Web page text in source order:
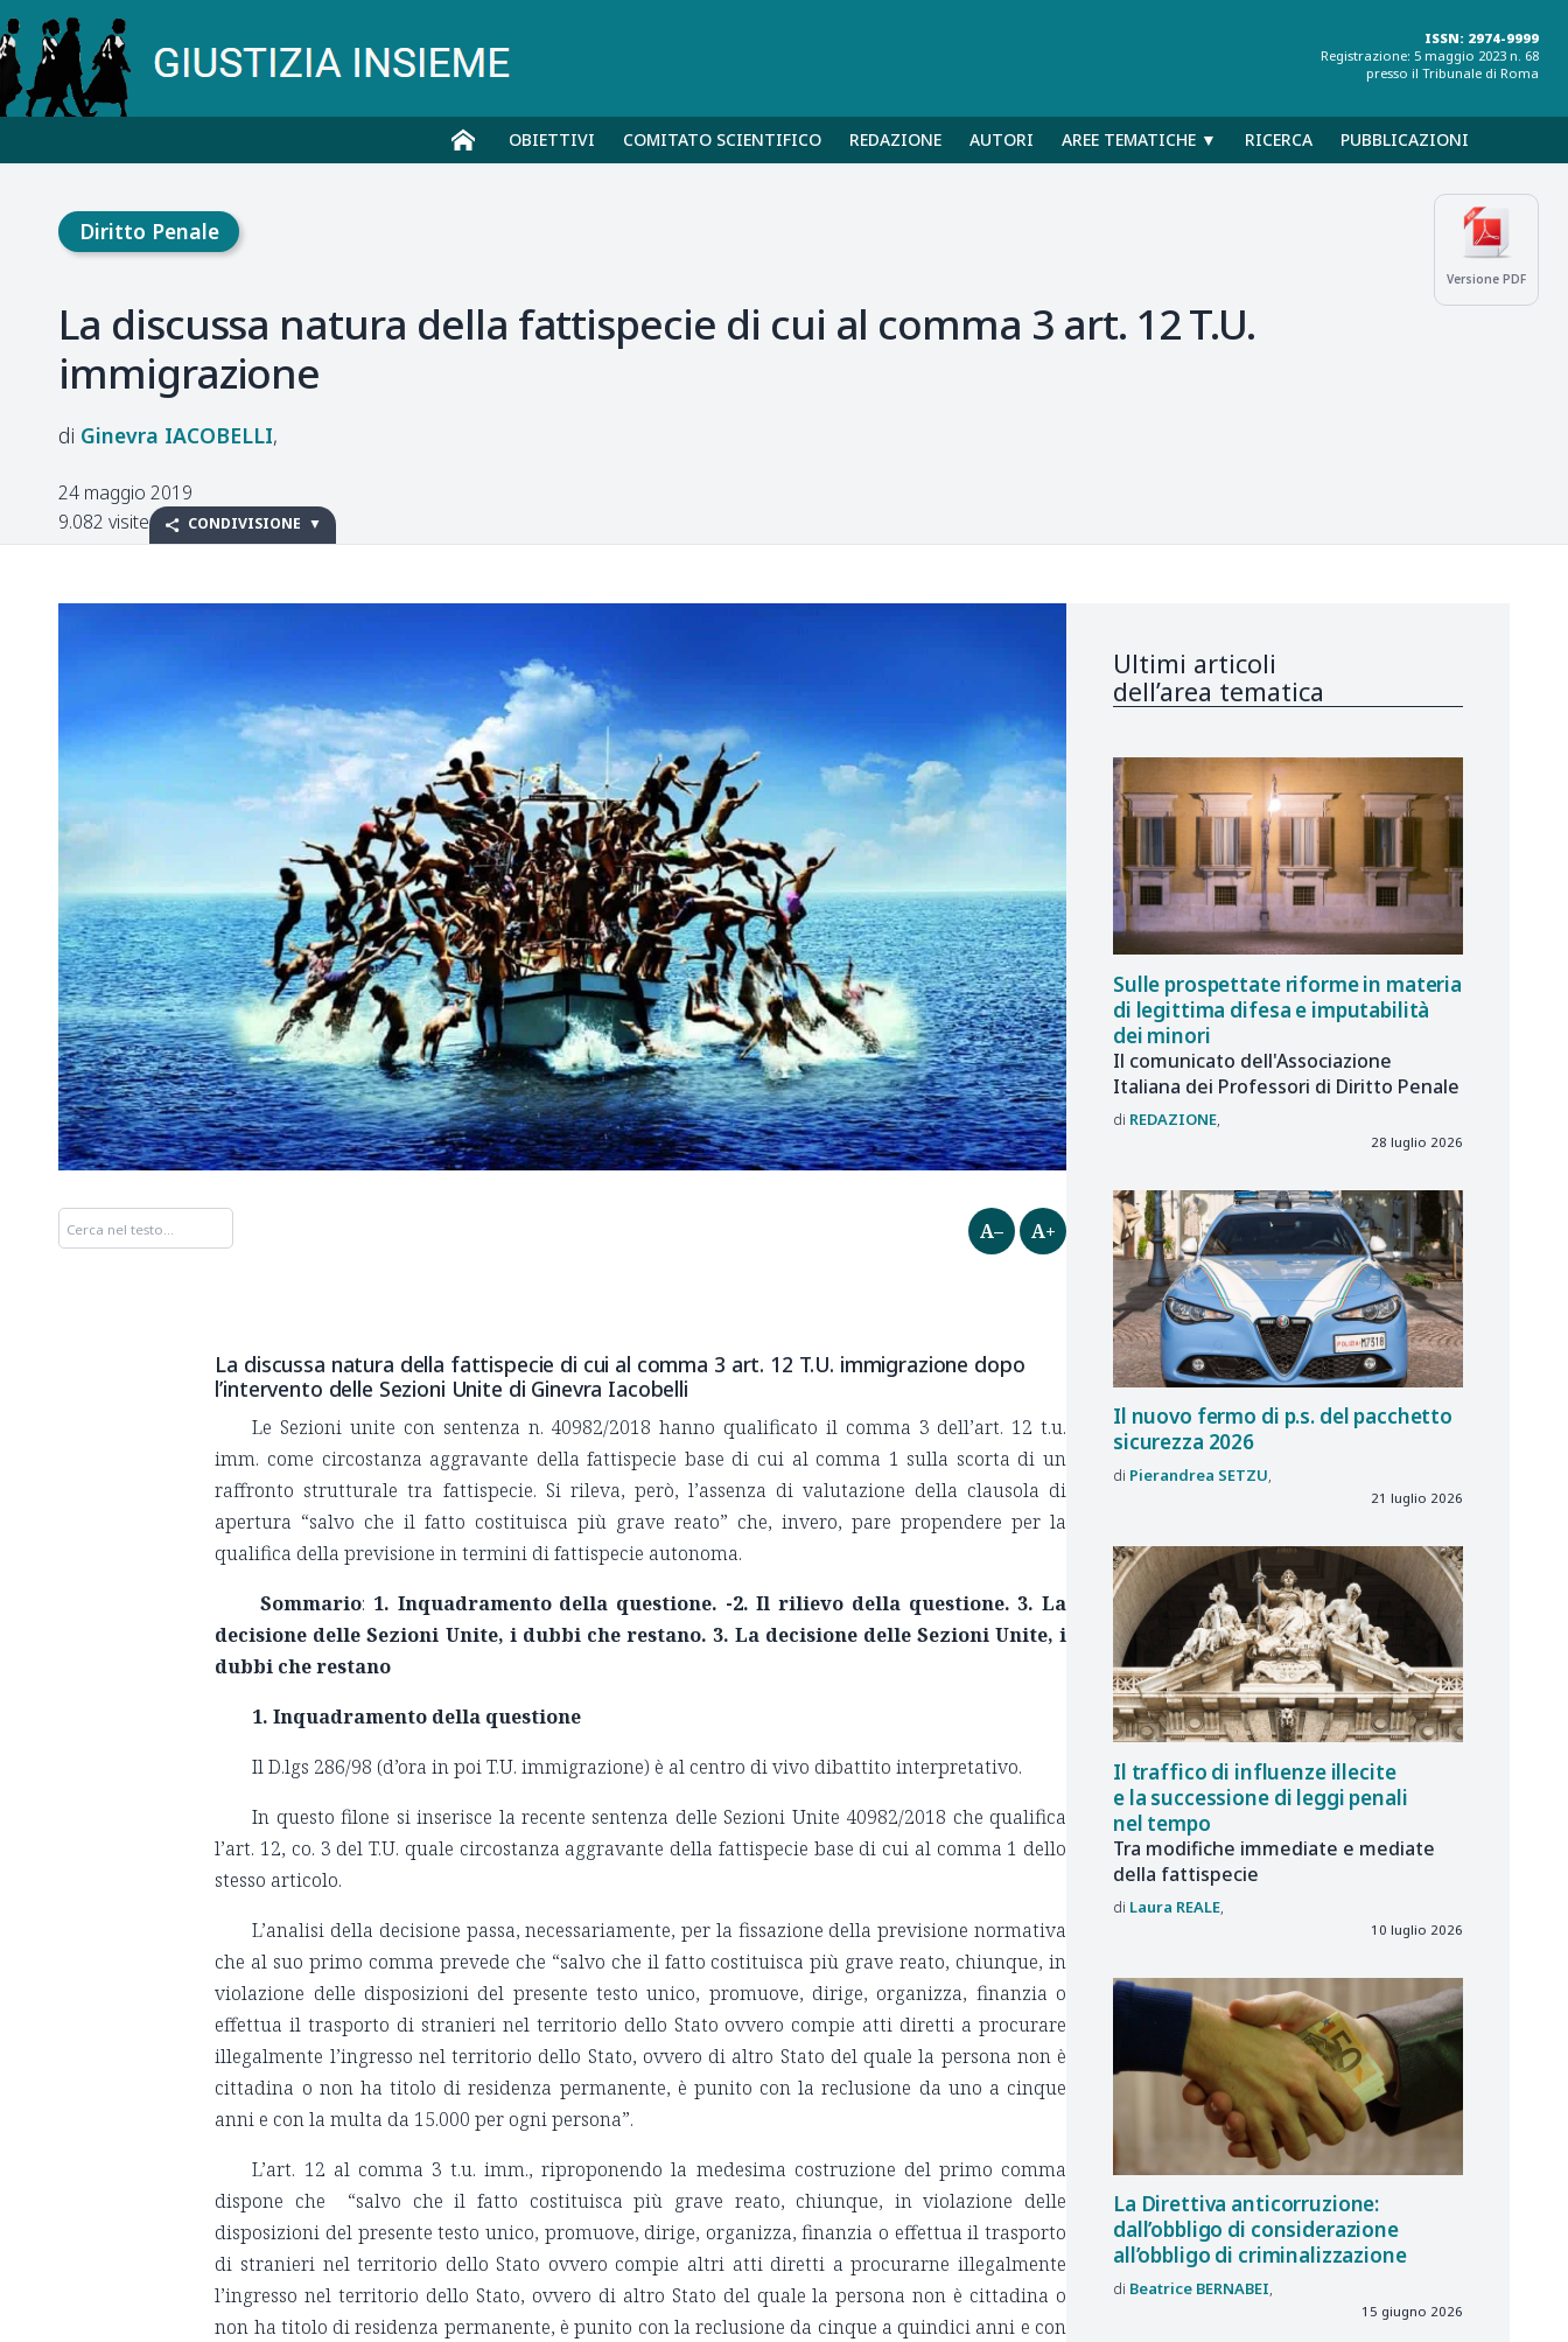
ISSN: 2974-9999
Registrazione: 5 maggio 2023 n. 68
presso il Tribunale di Roma
OBIETTIVI COMITATO SCIENTIFICO REDAZIONE AUTORI AREE TEMATICHE ▼ RICERCA PUBBLICAZIONI
Versione PDF
Diritto Penale
La discussa natura della fattispecie di cui al comma 3 art. 12 T.U.
immigrazione
Ginevra IACOBELLI
24 maggio 2019
9.082 visite
CONDIVISIONE
A– A+
La discussa natura della fattispecie di cui al comma 3 art. 12 T.U. immigrazione dopo
l’intervento delle Sezioni Unite di Ginevra Iacobelli
Le Sezioni unite con sentenza n. 40982/2018 hanno qualificato il comma 3 dell’art. 12 t.u.
imm. come circostanza aggravante della fattispecie base di cui al comma 1 sulla scorta di un
raffronto strutturale tra fattispecie. Si rileva, però, l’assenza di valutazione della clausola di
apertura “salvo che il fatto costituisca più grave reato” che, invero, pare propendere per la
qualifica della previsione in termini di fattispecie autonoma.
Sommario: 1. Inquadramento della questione. -2. Il rilievo della questione. 3. La
decisione delle Sezioni Unite, i dubbi che restano. 3. La decisione delle Sezioni Unite, i
dubbi che restano
1. Inquadramento della questione
Il D.lgs 286/98 (d’ora in poi T.U. immigrazione) è al centro di vivo dibattito interpretativo.
In questo filone si inserisce la recente sentenza delle Sezioni Unite 40982/2018 che qualifica
l’art. 12, co. 3 del T.U. quale circostanza aggravante della fattispecie base di cui al comma 1 dello
stesso articolo.
L’analisi della decisione passa, necessariamente, per la fissazione della previsione normativa
che al suo primo comma prevede che “salvo che il fatto costituisca più grave reato, chiunque, in
violazione delle disposizioni del presente testo unico, promuove, dirige, organizza, finanzia o
effettua il trasporto di stranieri nel territorio dello Stato ovvero compie atti diretti a procurare
illegalmente l’ingresso nel territorio dello Stato, ovvero di altro Stato del quale la persona non è
cittadina o non ha titolo di residenza permanente, è punito con la reclusione da uno a cinque
anni e con la multa da 15.000 per ogni persona”.
L’art. 12 al comma 3 t.u. imm., riproponendo la medesima costruzione del primo comma
dispone che
“salvo che il fatto costituisca più grave reato, chiunque, in violazione delle
disposizioni del presente testo unico, promuove, dirige, organizza, finanzia o effettua il trasporto
di stranieri nel territorio dello Stato ovvero compie altri atti diretti a procurarne illegalmente
l’ingresso nel territorio dello Stato, ovvero di altro Stato del quale la persona non è cittadina o
non ha titolo di residenza permanente, è punito con la reclusione da cinque a quindici anni e con
Ultimi articoli
dell’area tematica
Sulle prospettate riforme in materia
di legittima difesa e imputabilità
dei minori
Il comunicato dell'Associazione
Italiana dei Professori di Diritto Penale
REDAZIONE
28 luglio 2026
Il nuovo fermo di p.s. del pacchetto
sicurezza 2026
Pierandrea SETZU
21 luglio 2026
Il traffico di influenze illecite
e la successione di leggi penali
nel tempo
Tra modifiche immediate e mediate
della fattispecie
Laura REALE
10 luglio 2026
La Direttiva anticorruzione:
dall’obbligo di considerazione
all’obbligo di criminalizzazione
Beatrice BERNABEI
15 giugno 2026